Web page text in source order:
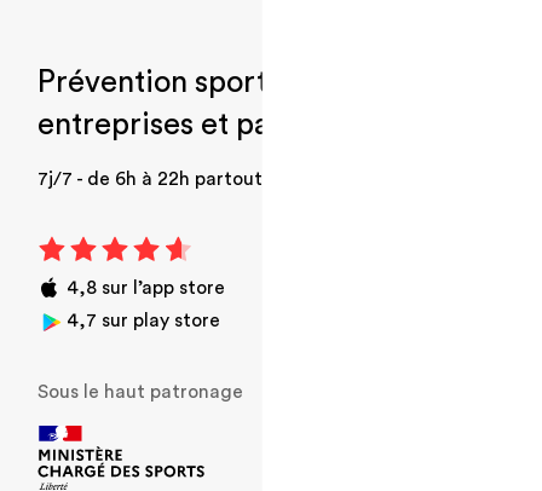
Prévention sport-santé, pour
entreprises et particuliers
7j/7 - de 6h à 22h partout en France
4,8 sur l’app store
4,7 sur play store
Sous le haut patronage